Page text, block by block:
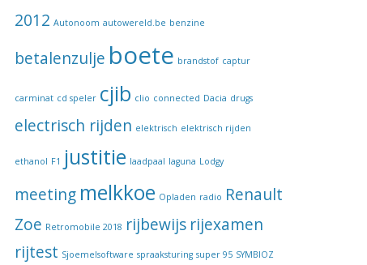
2012 Autonoom autowereld.be benzine
betalenzulje boete brandstof captur
carminat cd speler cjib clio connected Dacia drugs
electrisch rijden elektrisch elektrisch rijden
ethanol F1 justitie laadpaal laguna Lodgy
meeting melkkoe Opladen radio Renault
Zoe Retromobile 2018 rijbewijs rijexamen
rijtest Sjoemelsoftware spraaksturing super 95 SYMBIOZ